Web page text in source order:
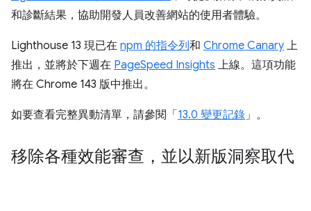
和診斷結果，協助開發人員改善網站的使用者體驗。
Lighthouse 13 現已在 npm 的指令列和 Chrome Canary 上
推出，並將於下週在 PageSpeed Insights 上線。這項功能
將在 Chrome 143 版中推出。
如要查看完整異動清單，請參閱「 13.0 變更記錄」。
移除各種效能審查，並以新版洞察取代